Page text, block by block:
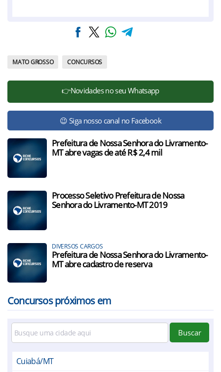
MATO GROSSO CONCURSOS
👉Novidades no seu Whatsapp
😉 Siga nosso canal no Facebook
Prefeitura de Nossa Senhora do Livramento-
MT abre vagas de até R$ 2,4 mil
Processo Seletivo Prefeitura de Nossa
Senhora do Livramento-MT 2019
DIVERSOS CARGOS
Prefeitura de Nossa Senhora do Livramento-
MT abre cadastro de reserva
Concursos próximos em
Buscar
Cuiabá/MT